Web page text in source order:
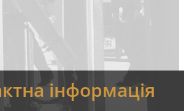
інформація